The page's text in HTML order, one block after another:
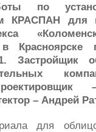
по
КРАСПАН для
в
Застройщик
– Андрей
для